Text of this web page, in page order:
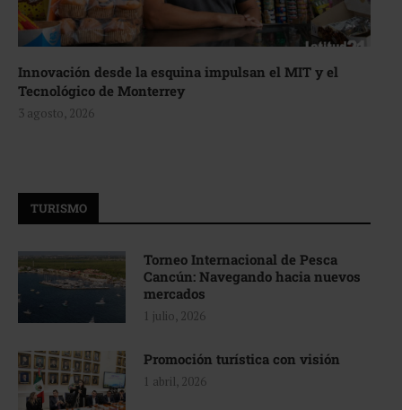
Innovación desde la esquina impulsan el MIT y el
Tecnológico de Monterrey
3 agosto, 2026
TURISMO
Torneo Internacional de Pesca
Cancún: Navegando hacia nuevos
mercados
1 julio, 2026
Promoción turística con visión
1 abril, 2026